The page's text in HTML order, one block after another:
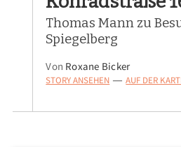
Thomas Mann zu
Spiegelberg
Von Roxane Bicker
STORY ANSEHEN — AUF DER